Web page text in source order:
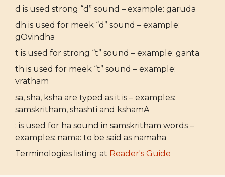
d is used strong “d” sound – example: garuda
dh is used for meek “d” sound – example:
gOvindha
t is used for strong “t” sound – example: ganta
th is used for meek “t” sound – example:
vratham
sa, sha, ksha are typed as it is – examples:
samskritham, shashti and kshamA
: is used for ha sound in samskritham words –
examples: nama: to be said as namaha
Terminologies listing at Reader's Guide